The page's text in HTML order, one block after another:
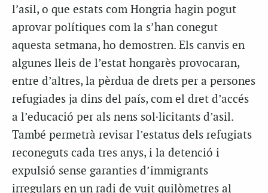
l’asil, o que estats com Hongria hagin pogut
aprovar polítiques com la s’han conegut
aquesta setmana, ho demostren. Els canvis en
algunes lleis de l’estat hongarès provocaran,
entre d’altres, la pèrdua de drets per a persones
refugiades ja dins del país, com el dret d’accés
a l’educació per als nens sol·licitants d’asil.
També permetrà revisar l’estatus dels refugiats
reconeguts cada tres anys, i la detenció i
expulsió sense garanties d’immigrants
irregulars en un radi de vuit quilòmetres al